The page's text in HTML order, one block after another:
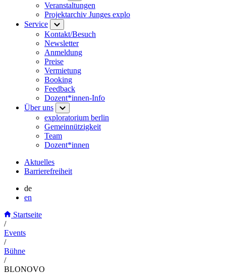
Veranstaltungen
Projektarchiv Junges explo
Service
Kontakt/Besuch
Newsletter
Anmeldung
Preise
Vermietung
Booking
Feedback
Dozent*innen-Info
Über uns
exploratorium berlin
Gemeinnützigkeit
Team
Dozent*innen
Aktuelles
Barrierefreiheit
de
en
Startseite
/
Events
/
Bühne
/
BLONOVO